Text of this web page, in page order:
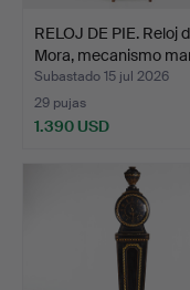
RELOJ DE PIE. Reloj
Mora, mecanismo
Subastado 15 jul 2026
29 pujas
1.390 USD